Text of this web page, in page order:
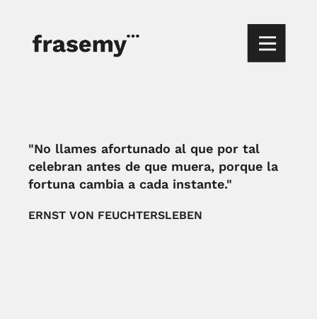
"No llames afortunado al que por tal
celebran antes de que muera, porque la
fortuna cambia a cada instante."
ERNST VON FEUCHTERSLEBEN